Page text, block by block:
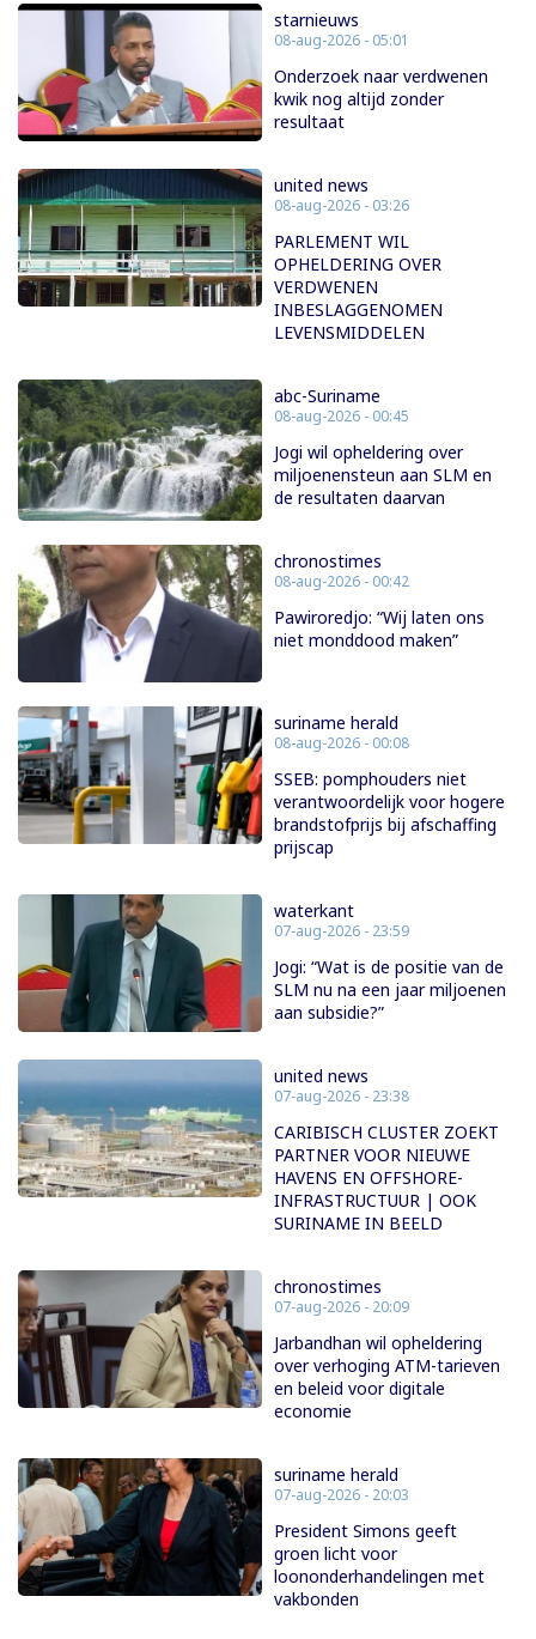
starnieuws
08-aug-2026 - 05:01
Onderzoek naar verdwenen
kwik nog altijd zonder
resultaat
united news
08-aug-2026 - 03:26
PARLEMENT WIL
OPHELDERING OVER
VERDWENEN
INBESLAGGENOMEN
LEVENSMIDDELEN
abc-Suriname
08-aug-2026 - 00:45
Jogi wil opheldering over
miljoenensteun aan SLM en
de resultaten daarvan
chronostimes
08-aug-2026 - 00:42
Pawiroredjo: “Wij laten ons
niet monddood maken”
suriname herald
08-aug-2026 - 00:08
SSEB: pomphouders niet
verantwoordelijk voor hogere
brandstofprijs bij afschaffing
prijscap
waterkant
07-aug-2026 - 23:59
Jogi: “Wat is de positie van de
SLM nu na een jaar miljoenen
aan subsidie?”
united news
07-aug-2026 - 23:38
CARIBISCH CLUSTER ZOEKT
PARTNER VOOR NIEUWE
HAVENS EN OFFSHORE-
INFRASTRUCTUUR | OOK
SURINAME IN BEELD
chronostimes
07-aug-2026 - 20:09
Jarbandhan wil opheldering
over verhoging ATM-tarieven
en beleid voor digitale
economie
suriname herald
07-aug-2026 - 20:03
President Simons geeft
groen licht voor
loononderhandelingen met
vakbonden